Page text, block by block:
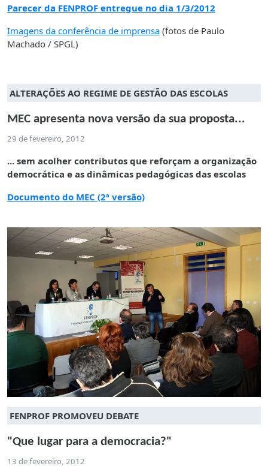
Parecer da FENPROF entregue no dia 1/3/2012
Imagens da conferência de imprensa (fotos de Paulo
Machado / SPGL)
ALTERAÇÕES AO REGIME DE GESTÃO DAS ESCOLAS
MEC apresenta nova versão da sua proposta...
29 de fevereiro, 2012
... sem acolher contributos que reforçam a organização
democrática e as dinâmicas pedagógicas das escolas
Documento do MEC (2ª versão)
FENPROF PROMOVEU DEBATE
"Que lugar para a democracia?"
13 de fevereiro, 2012